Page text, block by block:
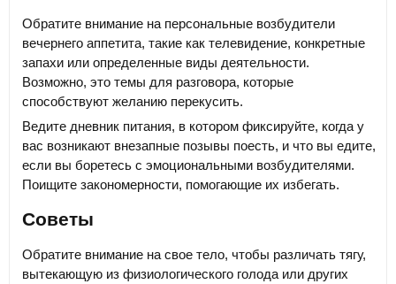
Обратите внимание на персональные возбудители
вечернего аппетита, такие как телевидение, конкретные
запахи или определенные виды деятельности.
Возможно, это темы для разговора, которые
способствуют желанию перекусить.
Ведите дневник питания, в котором фиксируйте, когда у
вас возникают внезапные позывы поесть, и что вы едите,
если вы боретесь с эмоциональными возбудителями.
Поищите закономерности, помогающие их избегать.
Советы
Обратите внимание на свое тело, чтобы различать тягу,
вытекающую из физиологического голода или других